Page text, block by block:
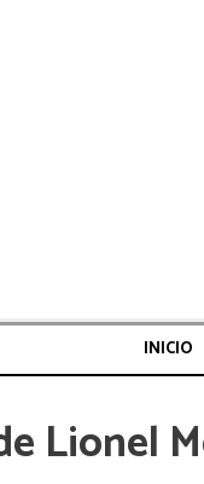
INICIO
Lionel